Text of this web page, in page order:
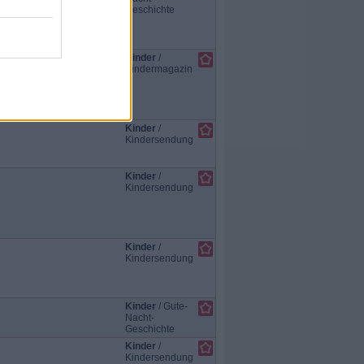
Geschichte
Kinder /
Kindermagazin
Kinder /
Kindersendung
Kinder /
Kindersendung
Kinder /
Kindersendung
Kinder / Gute-
Nacht-
Geschichte
Kinder /
Kindersendung